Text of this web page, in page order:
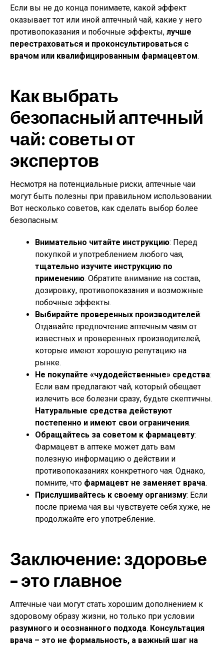
Если вы не до конца понимаете, какой эффект
оказывает тот или иной аптечный чай, какие у него
противопоказания и побочные эффекты, лучше
перестраховаться и проконсультироваться с
врачом или квалифицированным фармацевтом.
Как выбрать
безопасный аптечный
чай: советы от
экспертов
Несмотря на потенциальные риски, аптечные чаи
могут быть полезны при правильном использовании.
Вот несколько советов, как сделать выбор более
безопасным:
Внимательно читайте инструкцию: Перед
покупкой и употреблением любого чая,
тщательно изучите инструкцию по
применению. Обратите внимание на состав,
дозировку, противопоказания и возможные
побочные эффекты.
Выбирайте проверенных производителей:
Отдавайте предпочтение аптечным чаям от
известных и проверенных производителей,
которые имеют хорошую репутацию на
рынке.
Не покупайте «чудодейственные» средства:
Если вам предлагают чай, который обещает
излечить все болезни сразу, будьте скептичны.
Натуральные средства действуют
постепенно и имеют свои ограничения.
Обращайтесь за советом к фармацевту:
Фармацевт в аптеке может дать вам
полезную информацию о действии и
противопоказаниях конкретного чая. Однако,
помните, что фармацевт не заменяет врача.
Прислушивайтесь к своему организму: Если
после приема чая вы чувствуете себя хуже, не
продолжайте его употребление.
Заключение: здоровье
– это главное
Аптечные чаи могут стать хорошим дополнением к
здоровому образу жизни, но только при условии
разумного и осознанного подхода. Консультация
врача – это не формальность, а важный шаг на